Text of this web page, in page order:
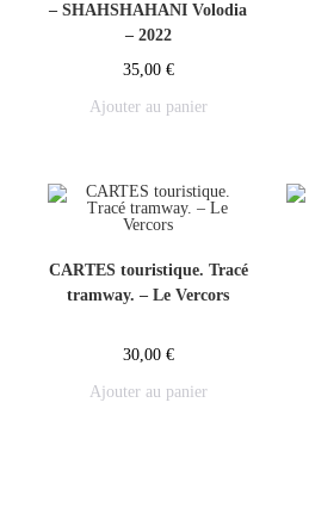
– SHAHSHAHANI Volodia
– 2022
35,00 €
Ajouter au panier
CARTES touristique. Tracé
tramway. – Le Vercors
30,00 €
Ajouter au panier